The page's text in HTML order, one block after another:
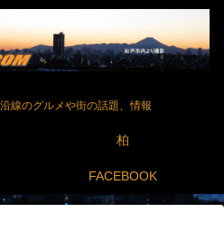
線のグルメや街の話題、情報
柏
FACEBOOK